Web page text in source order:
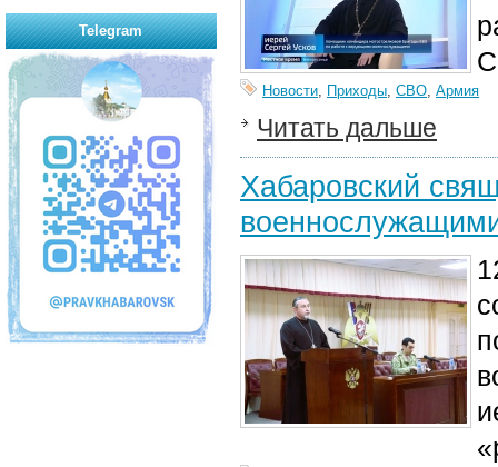
Новости, Приходы, СВО, Армия
Читать дальше
Хабаровский
Telegram